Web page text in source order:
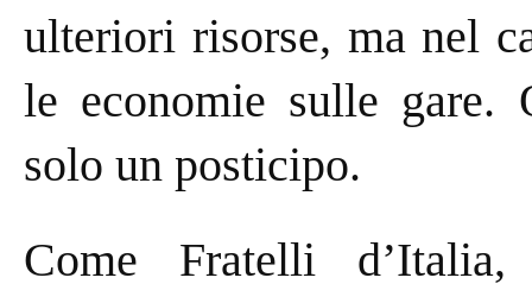
ulteriori risorse, ma nel
le economie sulle gare.
solo un posticipo.
Come Fratelli